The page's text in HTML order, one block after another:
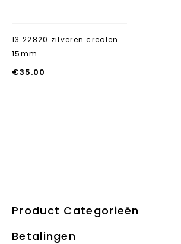
13.22820 zilveren creolen
15mm
€35.00
Product Categorieën
Betalingen